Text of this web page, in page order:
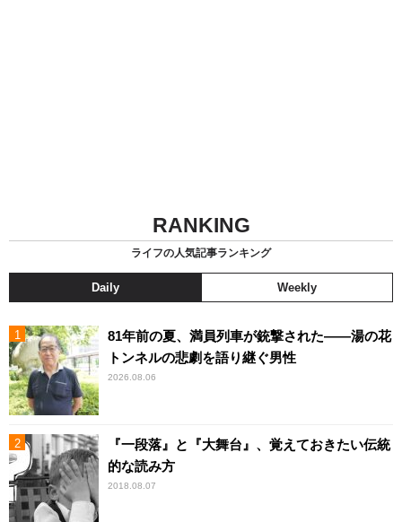
RANKING
ライフの人気記事ランキング
Daily Weekly
81年前の夏、満員列車が銃撃された――湯の花
トンネルの悲劇を語り継ぐ男性
2026.08.06
『一段落』と『大舞台』、覚えておきたい伝統
的な読み方
2018.08.07